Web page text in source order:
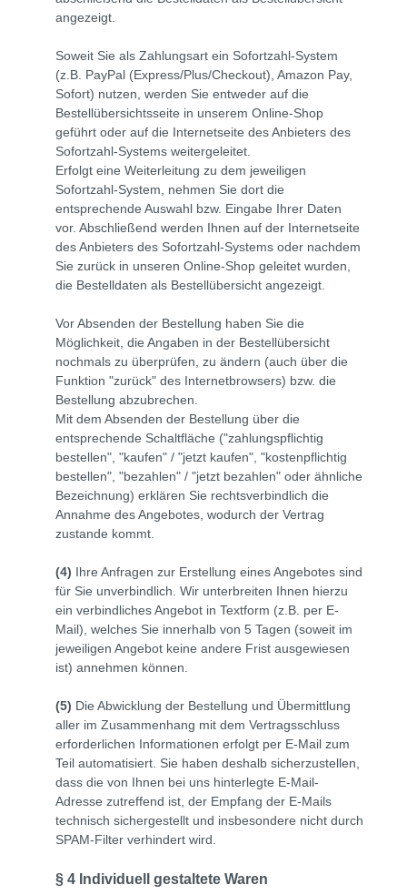
angezeigt.
Soweit Sie als Zahlungsart ein Sofortzahl-System
(z.B. PayPal (Express/Plus/Checkout), Amazon Pay,
Sofort) nutzen, werden Sie entweder auf die
Bestellübersichtsseite in unserem Online-Shop
geführt oder auf die Internetseite des Anbieters des
Sofortzahl-Systems weitergeleitet.
Erfolgt eine Weiterleitung zu dem jeweiligen
Sofortzahl-System, nehmen Sie dort die
entsprechende Auswahl bzw. Eingabe Ihrer Daten
vor. Abschließend werden Ihnen auf der Internetseite
des Anbieters des Sofortzahl-Systems oder nachdem
Sie zurück in unseren Online-Shop geleitet wurden,
die Bestelldaten als Bestellübersicht angezeigt.
Vor Absenden der Bestellung haben Sie die
Möglichkeit, die Angaben in der Bestellübersicht
nochmals zu überprüfen, zu ändern (auch über die
Funktion "zurück" des Internetbrowsers) bzw. die
Bestellung abzubrechen.
Mit dem Absenden der Bestellung über die
entsprechende Schaltfläche ("zahlungspflichtig
bestellen", "kaufen" / "jetzt kaufen", "kostenpflichtig
bestellen", "bezahlen" / "jetzt bezahlen" oder ähnliche
Bezeichnung) erklären Sie rechtsverbindlich die
Annahme des Angebotes, wodurch der Vertrag
zustande kommt.
(4) Ihre Anfragen zur Erstellung eines Angebotes sind
für Sie unverbindlich. Wir unterbreiten Ihnen hierzu
ein verbindliches Angebot in Textform (z.B. per E-
Mail), welches Sie innerhalb von 5 Tagen (soweit im
jeweiligen Angebot keine andere Frist ausgewiesen
ist) annehmen können.
(5) Die Abwicklung der Bestellung und Übermittlung
aller im Zusammenhang mit dem Vertragsschluss
erforderlichen Informationen erfolgt per E-Mail zum
Teil automatisiert. Sie haben deshalb sicherzustellen,
dass die von Ihnen bei uns hinterlegte E-Mail-
Adresse zutreffend ist, der Empfang der E-Mails
technisch sichergestellt und insbesondere nicht durch
SPAM-Filter verhindert wird.
§ 4 Individuell gestaltete Waren